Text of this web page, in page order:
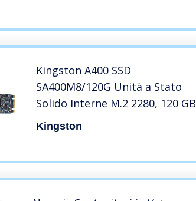
Kingston A400 SSD
SA400M8/120G Unità a Stato
Solido Interne M.2 2280, 120 GB
Kingston